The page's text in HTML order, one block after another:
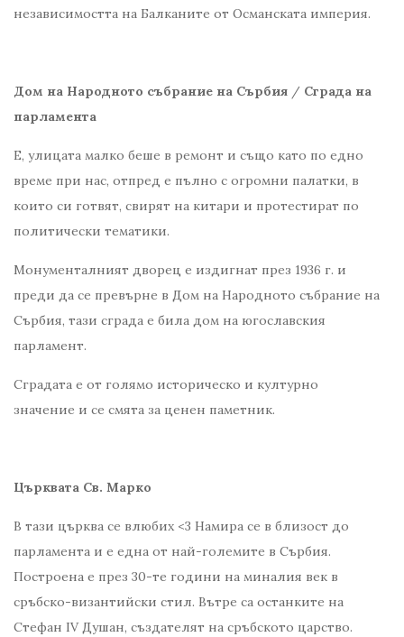
независимостта на Балканите от Османската империя.
Дом на Народното събрание на Сърбия / Сграда на
парламента
Е, улицата малко беше в ремонт и също като по едно
време при нас, отпред е пълно с огромни палатки, в
които си готвят, свирят на китари и протестират по
политически тематики.
Монументалният дворец е издигнат през 1936 г. и
преди да се превърне в Дом на Народното събрание на
Сърбия, тази сграда е била дом на югославския
парламент.
Сградата е от голямо историческо и културно
значение и се смята за ценен паметник.
Църквата Св. Марко
В тази църква се влюбих <3 Намира се в близост до
парламента и е една от най-големите в Сърбия.
Построена е през 30-те години на миналия век в
сръбско-византийски стил. Вътре са останките на
Стефан IV Душан, създателят на сръбското царство.